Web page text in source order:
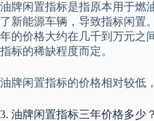
油牌闲置指标是指原本用于燃
了新能源车辆，导致指标闲置
年的价格大约在几千到万元之
指标的稀缺程度而定。
油牌闲置指标的价格相对较低
3. 油牌闲置指标三年价格多少？